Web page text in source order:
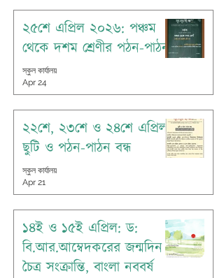
২৫শে এপ্রিল ২০২৬: পঞ্চম
থেকে দশম শ্রেণীর পঠন-পাঠন
স্কুল কার্যালয়
Apr 24
২২শে, ২৩শে ও ২৪শে এপ্রিল:
ছুটি ও পঠন-পাঠন বন্ধ
স্কুল কার্যালয়
Apr 21
১৪ই ও ১৫ই এপ্রিল: ড:
বি.আর.আম্বেদকরের জন্মদিন
চৈত্র সংক্রান্তি, বাংলা নববর্ষ